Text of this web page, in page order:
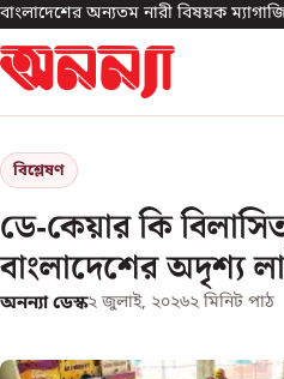
বাংলাদেশের অন্যতম নারী বিষয়ক
বিশ্লেষণ
ডে-কেয়ার কি
বাংলাদেশের অদৃশ্য
অনন্যা ডেস্ক২ জুলাই, ২০২৬২ মিনিট পাঠ